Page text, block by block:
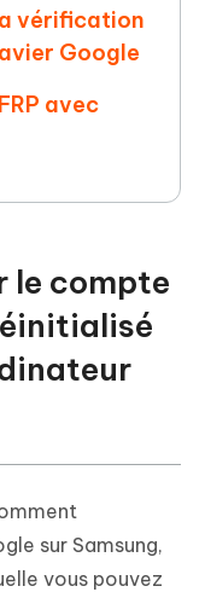
vérification
Google
avec
le compte
sur Samsung,
vous pouvez